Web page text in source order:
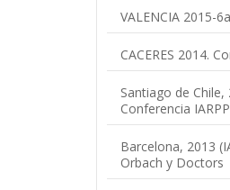
VALENCIA 2015-
CACERES 2014.
Santiago de Chile,
Conferencia
Barcelona, 2013
Orbach y Doctors